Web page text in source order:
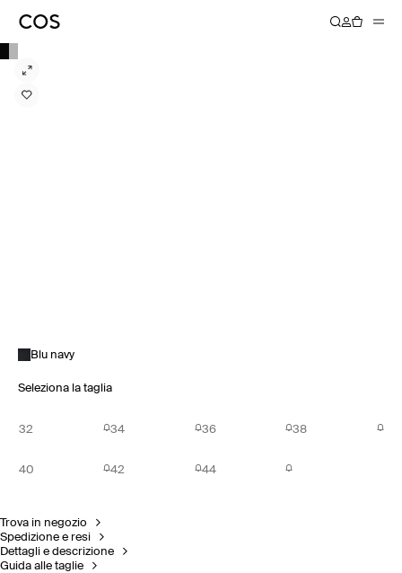
Blu navy
Seleziona la taglia
32 34 36 38
40 42 44
Trova in negozio
Spedizione e resi
Dettagli e descrizione
Guida alle taglie